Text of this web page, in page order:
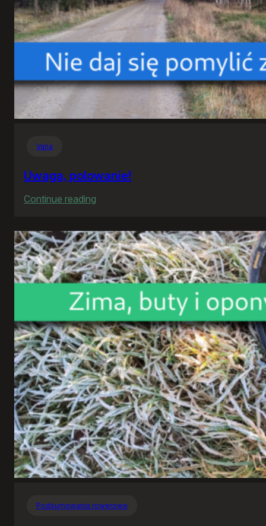
Varia
Uwaga, polowanie!
Continue reading
polowanie!
Podsumowania rowerowe